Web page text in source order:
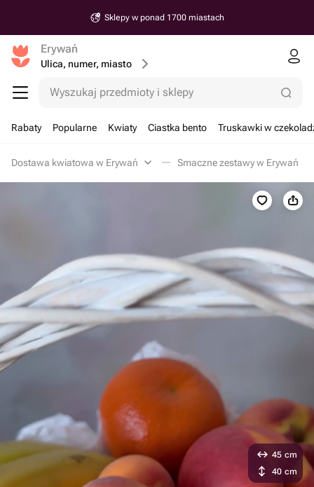
Sklepy w ponad 1700 miastach
Erywań
Ulica, numer, miasto
Wyszukaj przedmioty i sklepy
Rabaty Popularne Kwiaty Ciastka bento Truskawki w
Dostawa kwiatowa w Erywań Smaczne zestawy w Erywań
45 cm
40 cm